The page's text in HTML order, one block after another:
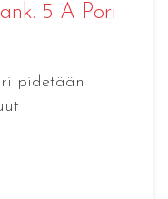
5 A Pori
pidetään